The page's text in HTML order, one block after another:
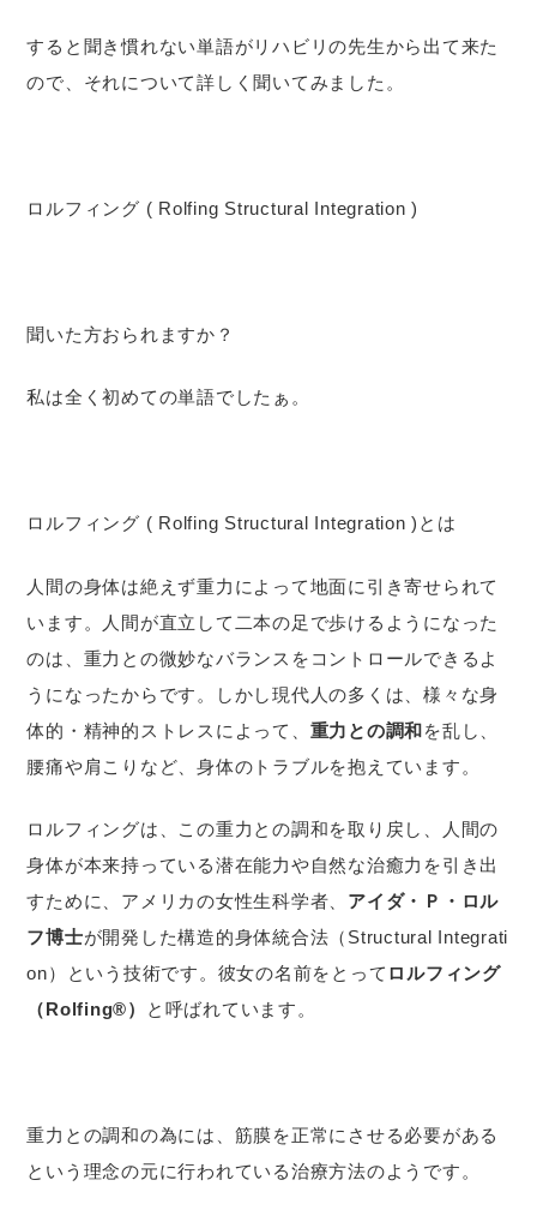
すると聞き慣れない単語がリハビリの先生から出て来た
ので、それについて詳しく聞いてみました。
ロルフィング ( Rolfing Structural Integration )
聞いた方おられますか？
私は全く初めての単語でしたぁ。
ロルフィング ( Rolfing Structural Integration )とは
人間の身体は絶えず重力によって地面に引き寄せられて
います。人間が直立して二本の足で歩けるようになった
のは、重力との微妙なバランスをコントロールできるよ
うになったからです。しかし現代人の多くは、様々な身
体的・精神的ストレスによって、 重力との調和を乱し、
腰痛や肩こりなど、身体のトラブルを抱えています。
ロルフィングは、この重力との調和を取り戻し、人間の
身体が本来持っている潜在能力や自然な治癒力を引き出
すために、アメリカの女性生科学者、 アイダ・Ｐ・ロル
フ博士が開発した構造的身体統合法（Structural Integrati
on）という技術です。彼女の名前をとって ロルフィング
（Rolfing®）
と呼ばれています。
重力との調和の為には、筋膜を正常にさせる必要がある
という理念の元に行われている治療方法のようです。